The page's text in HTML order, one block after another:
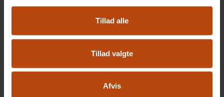
Tillad alle
Tillad valgte
Afvis